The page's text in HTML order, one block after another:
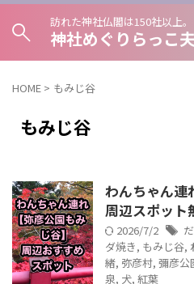
訪れた神社仏閣は150社以上。
神社めぐりらっこ
HOME > もみじ谷
もみじ谷
わんちゃん連
周辺スポット
2026/7/2
ダ焼き, もみじ谷,
緒, 弥彦村, 彌彦公
泉, 犬, 紅葉